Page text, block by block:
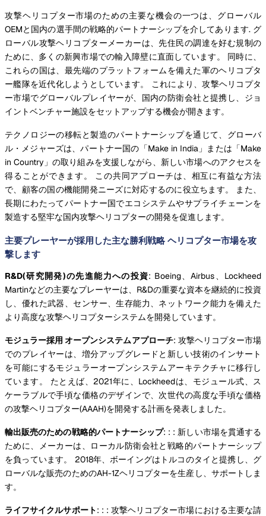
攻撃ヘリコプター市場のための主要な機会の一つは、グローバル
OEMと国内の選手間の戦略的パートナーシップを介してあります. グ
ローバル攻撃ヘリコプターメーカーは、先住民の調達を好む規制の
ために、多くの新興市場での輸入障壁に直面しています。 同時に、
これらの国は、最先端のプラットフォームを備えた軍のヘリコプタ
ー艦隊を近代化しようとしています。 これにより、攻撃ヘリコプタ
ー市場でグローバルプレイヤーが、国内の防衛会社と提携し、ジョ
イントベンチャー施設をセットアップする機会が開きます。
テクノロジーの移転と製造のパートナーシップを通じて、グローバ
ル・メジャーズは、パートナー国の「Make in India」または「Make
in Country」の取り組みを支援しながら、新しい市場へのアクセスを
得ることができます。 この共同アプローチは、相互に有益な方法
で、顧客の国の機能開発ニーズに対応するのに役立ちます。 また、
長期にわたってパートナー国でエコシステムやサプライチェーンを
製造する堅牢な国内攻撃ヘリコプターの開発を促進します。
主要プレーヤーが採用した主な勝利戦略 ヘリコプター市場を攻
撃します
R&D(研究開発)の先進能力への投資: Boeing、Airbus、Lockheed
Martinなどの主要なプレーヤーは、R&Dの重要な資本を継続的に投資
し、優れた武器、センサー、生存能力、ネットワーク能力を備えた
より高度な攻撃ヘリコプターシステムを開発しています。
モジュラー採用 オープンシステムアプローチ: 攻撃ヘリコプター市場
でのプレイヤーは、増分アップグレードと新しい技術のインサート
を可能にするモジュラーオープンシステムアーキテクチャに移行し
ています。 たとえば、2021年に、Lockheedは、モジュール式、ス
ケーラブルで手頃な価格のデザインで、次世代の高度な手頃な価格
の攻撃ヘリコプター(AAAH)を開発する計画を発表しました。
輸出販売のための戦略的パートナーシップ: : : 新しい市場を貫通する
ために、メーカーは、ローカル防衛会社と戦略的パートナーシップ
を負っています。 2018年、ボーイングはトルコのタイと提携し、グ
ローバルな販売のためのAH-1Zヘリコプターを生産し、サポートしま
す。
ライフサイクルサポート: : : 攻撃ヘリコプター市場における主要な請